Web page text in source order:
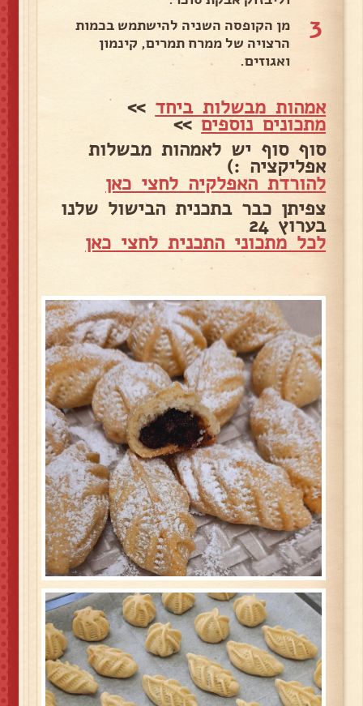
3
מן הקופסה השניה להישתמש בכמות
הרצויה של ממרח תמרים, קינמון
ואגוזים.
אמהות מבשלות ביחד >>
מתכונים נוספים>>
סוף סוף יש לאמהות מבשלות
אפליקציה :)
להורדת האפלקיה לחצי כאן
צפיתן כבר בתכנית הבישול שלנו
בערוץ 24
לכל מתכוני התכנית לחצי כאן